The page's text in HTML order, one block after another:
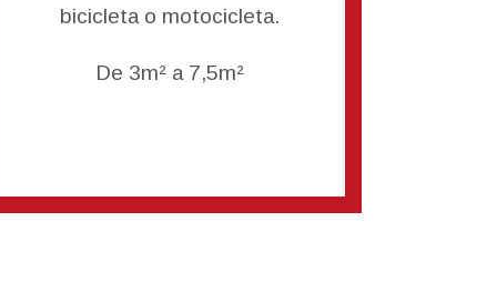
bicicleta o motocicleta.
De 3m² a 7,5m²